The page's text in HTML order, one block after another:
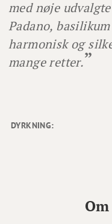
med nøje
Padano,
harmonisk og
mange retter.
DYRKNING: